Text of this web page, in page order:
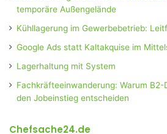
temporäre Außengelände
Kühllagerung im Gewerbebetrieb:
Google Ads statt Kaltakquise im
Lagerhaltung mit System
Fachkräfteeinwanderung: Warum
den Jobeinstieg entscheiden
Chefsache24.de